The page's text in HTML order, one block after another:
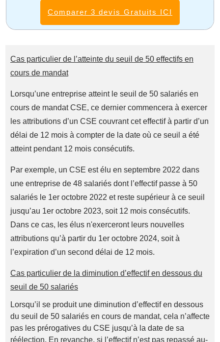
Comparer 3 devis Gratuits ICI
Cas particulier de l’atteinte du seuil de 50 effectifs en
cours de mandat
Lorsqu’une entreprise atteint le seuil de 50 salariés en
cours de mandat CSE, ce dernier commencera à exercer
les attributions d’un CSE couvrant cet effectif à partir d’un
délai de 12 mois à compter de la date où ce seuil a été
atteint pendant 12 mois consécutifs.
Par exemple, un CSE est élu en septembre 2022 dans
une entreprise de 48 salariés dont l’effectif passe à 50
salariés le 1er octobre 2022 et reste supérieur à ce seuil
jusqu’au 1er octobre 2023, soit 12 mois consécutifs.
Dans ce cas, les élus n'exerceront leurs nouvelles
attributions qu’à partir du 1er octobre 2024, soit à
l’expiration d’un second délai de 12 mois.
Cas particulier de la diminution d’effectif en dessous du
seuil de 50 salariés
Lorsqu’il se produit une diminution d’effectif en dessous
du seuil de 50 salariés en cours de mandat, cela n’affecte
pas les prérogatives du CSE jusqu’à la date de sa
réélection. En revanche, si l’effectif n’est pas repassé au-